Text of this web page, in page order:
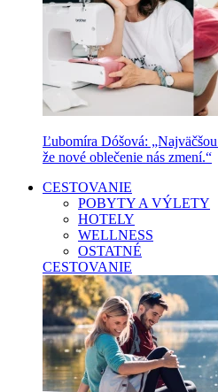
Ľubomíra Dóšová:
že nové oblečenie nás zmení.“
CESTOVANIE
POBYTY A VÝLETY
HOTELY
WELLNESS
OSTATNÉ
CESTOVANIE